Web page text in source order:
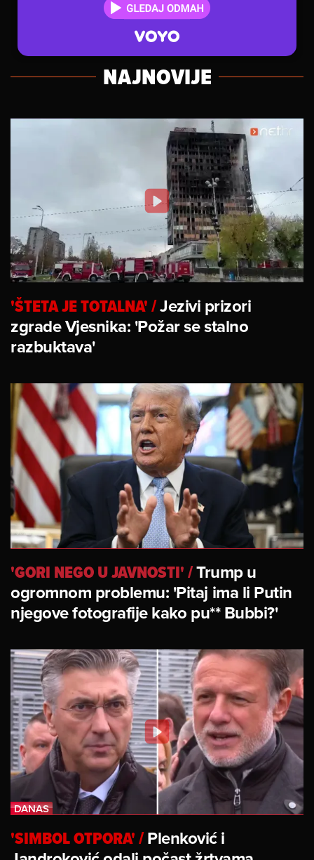
NAJNOVIJE
'ŠTETA JE TOTALNA'/Jezivi prizori
zgrade Vjesnika: 'Požar se stalno
razbuktava'
'GORI NEGO U JAVNOSTI'/Trump u
ogromnom problemu: 'Pitaj ima li Putin
njegove fotografije kako pu** Bubbi?'
'SIMBOL OTPORA'/Plenković i